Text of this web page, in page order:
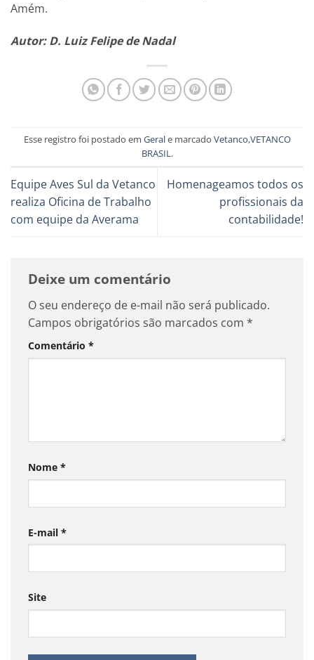
Amém.
Autor: D. Luiz Felipe de Nadal
Esse registro foi postado em Gerale marcado Vetanco,VETANCO
BRASIL.
Equipe Aves Sul da Vetanco
realiza Oficina de Trabalho
com equipe da Averama
Homenageamos todos os
profissionais da
contabilidade!
Deixe um comentário
O seu endereço de e-mail não será publicado.
Campos obrigatórios são marcados com *
Comentário *
Nome *
E-mail *
Site